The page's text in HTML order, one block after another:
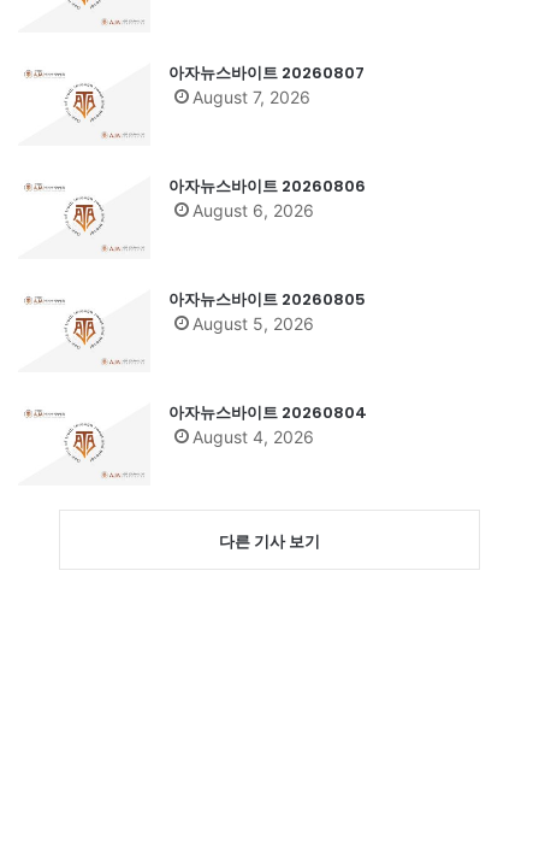
아자뉴스바이트 20260807
August 7, 2026
아자뉴스바이트 20260806
August 6, 2026
아자뉴스바이트 20260805
August 5, 2026
아자뉴스바이트 20260804
August 4, 2026
다른 기사 보기